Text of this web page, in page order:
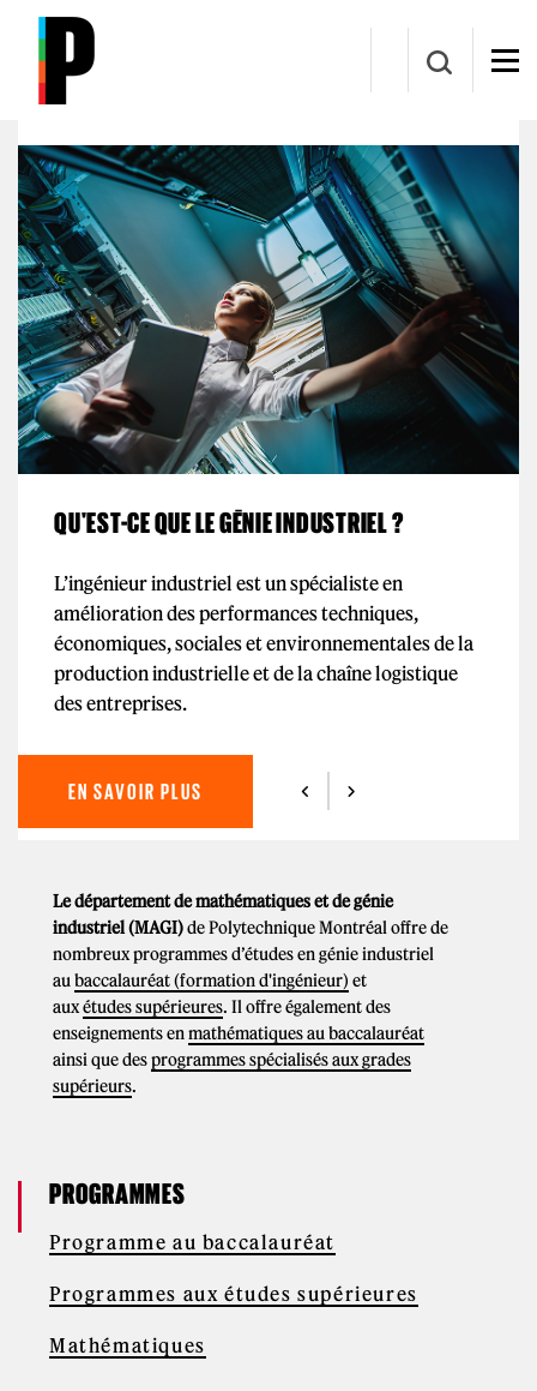
Aller au contenu principal
Département de mathématiques et de génie
industriel
QU'EST-CE QUE LE GÉNIE INDUSTRIEL ?
L’ingénieur industriel est un spécialiste en
amélioration des performances techniques,
économiques, sociales et environnementales de la
production industrielle et de la chaîne logistique
des entreprises.
EN SAVOIR PLUS
Le département de mathématiques et de génie
industriel (MAGI)de Polytechnique Montréal offre de
nombreux programmes d’études en génie industriel
au baccalauréat (formation d'ingénieur) et
auxétudes supérieures. Il offre également des
enseignements en mathématiques au baccalauréat
ainsi que desprogrammes spécialisés aux grades
supérieurs.
PROGRAMMES
Programme au baccalauréat
Programmes aux études supérieures
Mathématiques